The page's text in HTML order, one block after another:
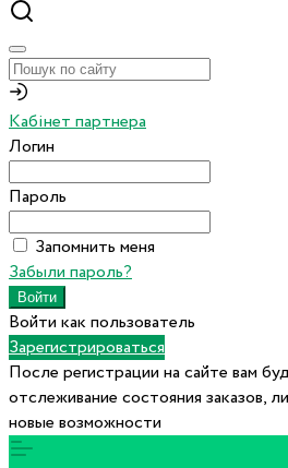
Кабінет партнера
Логин
Пароль
Запомнить меня
Забыли пароль?
Войти как пользователь
Зарегистрироваться
После регистрации на сайте вам
отслеживание состояния заказов,
новые возможности